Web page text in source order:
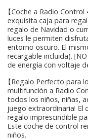
【Coche a Radio
exquisita caja para
regalo de Navidad o
luces le permiten
entorno oscuro. El
recargable incluida).
de energía con voltaje
【Regalo Perfecto para
multifunción a Radio
todos los niños, niñas,
juego extraordinaria! El
regalo imprescindible
Este coche de control
niños.